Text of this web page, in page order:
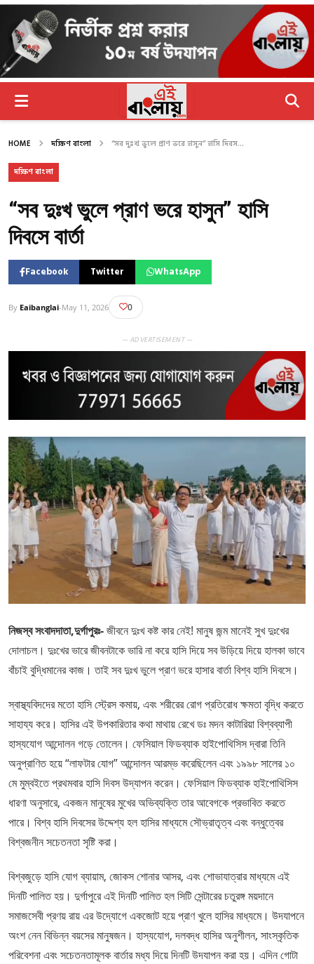
HOME দক্ষিণ বাংলা “সব দুঃখ ভুলে প্রাণ ভরে হাসুন” হাসি দিবস...
দক্ষিণ বাংলা
“সব দুঃখ ভুলে প্রাণ ভরে হাসুন” হাসি
দিবসে বার্তা
Facebook Twitter WhatsApp
By Eaibanglai-May 11, 2026 0
— ADVERTISEMENT —
নিজস্ব সংবাদদাতা,দুর্গাপুরঃ-জীবনে দুঃখ কষ্ট কার নেই! মানুষ জন্ম মানেই সুখ দুঃখের
দোলাচল। দুঃখের ভারে জীবনটাকে ভারি না করে হাসি দিয়ে সব উড়িয়ে দিয়ে হালকা ভাবে
বাঁচাই বুদ্ধিমানের কাজ। তাই সব দুঃখ ভুলে প্রাণ ভরে হাসার বার্তা বিশ্ব হাসি দিবসে।
স্বাস্থ্যবিদদের মতো হাসি স্ট্রেস কমায়, এবং শরীরের রোগ প্রতিরোধ ক্ষমতা বৃদ্ধি করতে
সাহায্য করে। হাসির এই উপকারিতার কথা মাথায় রেখে ডঃ মদন কাটারিয়া বিশ্বব্যাপী
হাস্যযোগ আন্দোলন গড়ে তোলেন। ফেসিয়াল ফিডব্যাক হাইপোথিসিস দ্বারা তিনি
অনুপ্রাণিত হয়ে “লাফটার যোগ” আন্দোলন আরম্ভ করেছিলেন এবং ১৯৯৮ সালের ১০
মে মুম্বইতে প্রথমবার হাসি দিবস উদ্‌যাপন করেন। ফেসিয়াল ফিডব্যাক হাইপোথিসিস
ধারণা অনুসারে, একজন মানুষের মুখের অভিব্যক্তি তার আবেগকে প্রভাবিত করতে
পারে। বিশ্ব হাসি দিবসের উদ্দেশ্য হল হাসির মাধ্যমে সৌভ্রাতৃত্ব এবং বন্ধুত্বের
বিশ্বজনীন সচেতনতা সৃষ্টি করা।
বিশ্বজুড়ে হাসি যোগ ব্যায়াম, জোকস শোনার আসর, এবং শোভাযাত্রার মাধ্যমে এই
দিনটি পালিত হয়। দুর্গাপুরে এই দিনটি পালিত হল সিটি সেন্টারের চতুরঙ্গ ময়দানে
সমাজসেবী প্রণয় রায় এর উদ্যোগে একজোট হয়ে প্রাণ খুলে হাসির মাধ্যমে। উদযাপনে
অংশ নেন বিভিন্ন বয়সের মানুষজন। হাস্যযোগ, দলবদ্ধ হাসির অনুশীলন, সাংস্কৃতিক
পরিবেশনা এবং সচেতনতামূলক বার্তার মধ্য দিয়ে দিনটি উদযাপন করা হয়। এদিন গোটা